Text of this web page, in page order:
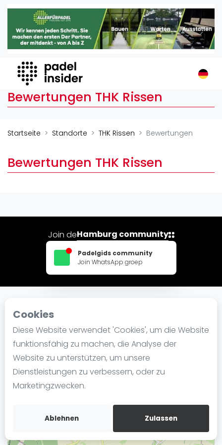
Cookies
Diese Website verwendet 'Cookies', um die Website
funktionsfähig zu machen, die Analyse der
Website zu unterstützen, um unsere
Dienstleistungen zu verbessern, oder zu
Marketingzwecken.
Ablehnen Zulassen
Padel Insider
Home
Organisationen
Buchungssysteme
Padel-Shops
Padelplatzbauer
Veranstaltungen
Ranking
Blog
Die Geschichte von Padel
Regeln und Punktzählung
Padel Schläge
Video
Bewertungen THK Rissen
Startseite Standorte THK Rissen Bewertungen
Bewertungen THK Rissen
Join deHamburg community
Padelgids community
Join WhatsApp groep
In der Nähe THK Rissen
−